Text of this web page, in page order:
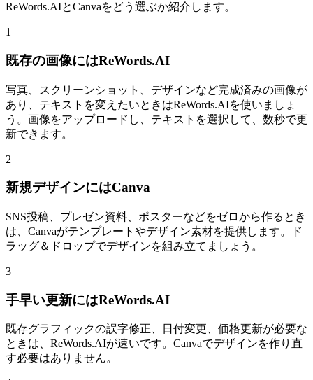
ReWords.AIとCanvaをどう選ぶか紹介します。
1
既存の画像にはReWords.AI
写真、スクリーンショット、デザインなど完成済みの画像が
あり、テキストを変えたいときはReWords.AIを使いましょ
う。画像をアップロードし、テキストを選択して、数秒で更
新できます。
2
新規デザインにはCanva
SNS投稿、プレゼン資料、ポスターなどをゼロから作るとき
は、Canvaがテンプレートやデザイン素材を提供します。ド
ラッグ＆ドロップでデザインを組み立てましょう。
3
手早い更新にはReWords.AI
既存グラフィックの誤字修正、日付変更、価格更新が必要な
ときは、ReWords.AIが速いです。Canvaでデザインを作り直
す必要はありません。